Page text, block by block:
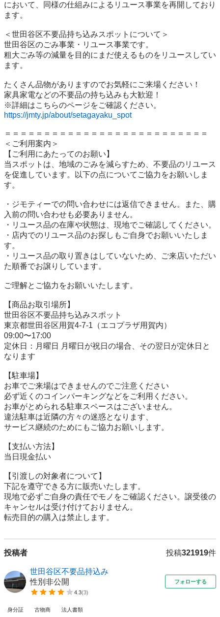
において、同様の仕組みによるリユース事業を再開しており
ます。
＜世田谷区不要品持ち込みスポットについて＞
世⽥⾕区のごみ事業・リユース事業です。
粗⼤ごみ等の減量を⽬的にまだ使えるものをリユースしてい
ます。
たくさん品物がありますのでお気軽にご来場ください！
家具家電などの不要品の持ち込みも大歓迎！
https://jmty.jp/about/setagayaku_spot
＝＝＝＝＝＝＝＝＝＝＝＝＝＝＝＝＝＝＝＝＝＝＝＝＝＝
＜ご利用案内＞
【ご利用にあたってのお願い】
当スポットは、地域のごみを減らすため、不要品のリユース
を促進しています。以下の点についてご協力をお願いしま
す。
・ジモティーでの問い合わせには返信できません。また、購
入前の問い合わせも必要ありません。
・リユース品の在庫や状態は、現地でご確認してください。
・店内でのリユース品のお探しもご自身でお願いいたしま
す。
・リユース品の取り置きはしていないため、ご来店いただい
た順番でお譲りしています。
ご理解とご協力をお願いいたします。
【商品お取引場所】
世田谷区不要品持ち込みスポット
東京都世田谷区用賀4-7-1（エコプラザ用賀内）
09:00〜17:00
定休日：月曜日 月曜日が祝日の場合、その翌日が定休日と
なります
【駐⾞場】
お車でご来場はできませんのでご注意ください
必ず近くのコインパーキングなどをご利用ください。
お車がとめられる駐車スペースはございません。
違法駐車は近隣の方々の迷惑となります、
サービス継続のためにもご協力お願いします。
【⽀払い⽅法】
当日現金払い
【引渡しの対象者について】
下記を遵守できる⽅に販売いたします。
現地で必ずご⾃⾝の責任でモノをご確認ください。譲受後の
キャンセルは受け付けておりません。
転売⽬的の購⼊は禁⽌します。
投稿者 投稿321919件
世田谷区不要品持込み
性別非公開
4.3(3)
フォローする
身分証 古物商 法人書類